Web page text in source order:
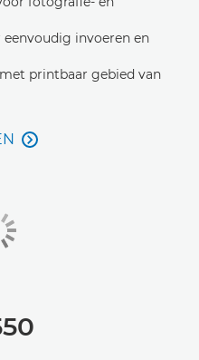
invoeren en
printbaar gebied van
